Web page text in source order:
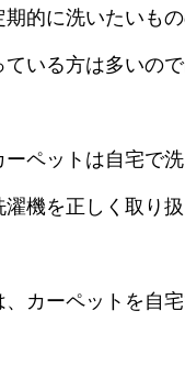
的に洗いたいも
いる方は多いので
ペットは自宅で
機を正しく取り
カーペットを自